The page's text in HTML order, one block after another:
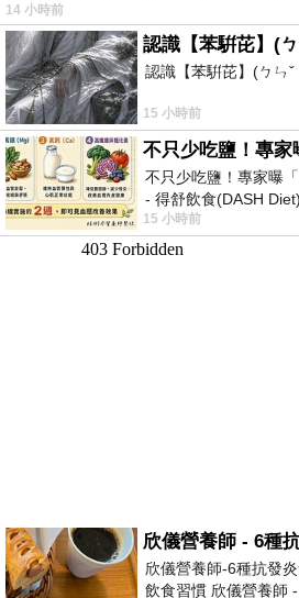
受
14 小時前
認識【苯騈芘】(
認識【苯騈芘】(ㄅㄣˇ
15 小時前
不只少吃鹽！專家曝
- 得舒飲食(DASH Diet)
https://
15 小時前
欣儀營養師-6種抗發
飲食習慣 欣儀營養師